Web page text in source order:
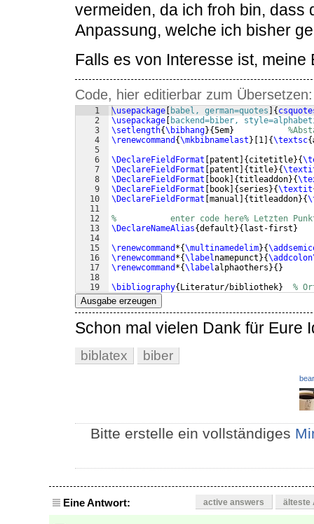
vermeiden, da ich froh bin, dass
Anpassung, welche ich bisher
Falls es von Interesse ist,
Code, hier editierbar zum Übersetzen:
1
2
3
4
5
6
7
8
9
10
11
12
13
14
15
16
17
18
19
\usepackage [ babel, german=quotes ] {
\usepackage [ backend=biber,
\setlength{\bibhang}{5em}
\renewcommand {\mkbibnamelast} [1 ] {\textsc{
\DeclareFieldFormat [patent ] {citetitle}{
\DeclareFieldFormat [patent ] {title}{
\DeclareFieldFormat [ book] {titleaddon}{
\DeclareFieldFormat [ book] {series}{\textit
\DeclareFieldFormat [manual ] {titleaddon}{
%           enter code here% Letzten
\DeclareNameAlias{default}{last-first}
\renewcommand *{\multinamedelim}{
\renewcommand *{\label namepunct}{
\renewcommand *{\labelalphaothers}{}
\bibliography{Literatur/bibliothek} %
Ausgabe erzeugen
Schon mal vielen Dank für Eure
biblatex biber
Bitte erstelle ein vollständiges
Eine Antwort: active answers älteste